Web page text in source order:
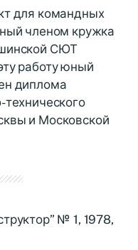
для командных
членом кружка
СЮТ
работу юный
диплома
технического
и Московской
№ 1, 1978,